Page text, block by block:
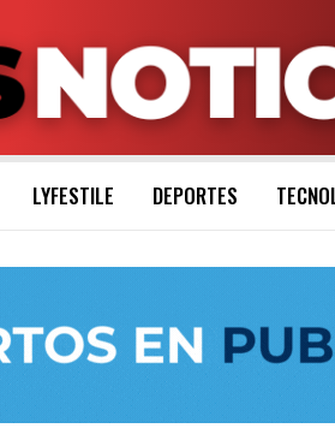
LYFESTILE DEPORTES